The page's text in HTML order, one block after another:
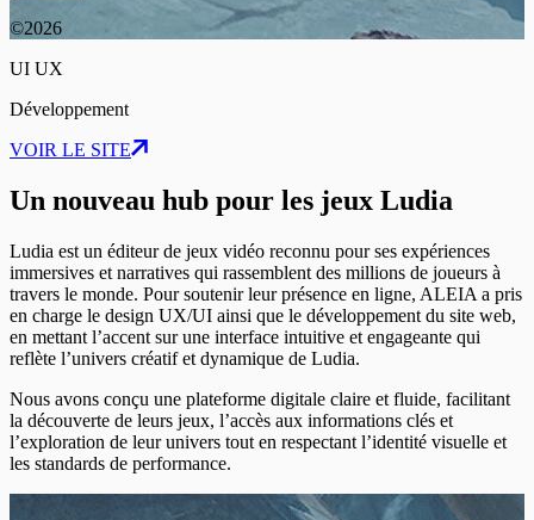
©2026
UI UX
Développement
VOIR LE SITE
Un nouveau hub pour les jeux Ludia
Ludia est un éditeur de jeux vidéo reconnu pour ses expériences
immersives et narratives qui rassemblent des millions de joueurs à
travers le monde. Pour soutenir leur présence en ligne, ALEIA a pris
en charge le design UX/UI ainsi que le développement du site web,
en mettant l’accent sur une interface intuitive et engageante qui
reflète l’univers créatif et dynamique de Ludia.
Nous avons conçu une plateforme digitale claire et fluide, facilitant
la découverte de leurs jeux, l’accès aux informations clés et
l’exploration de leur univers tout en respectant l’identité visuelle et
les standards de performance.